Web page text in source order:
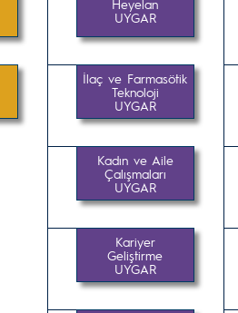
Heyelan
UYGAR
İlaç ve Farmasötik
Teknoloji
UYGAR
Kadın ve Aile
Çalışmaları
UYGAR
Kariyer
Geliştirme
UYGAR